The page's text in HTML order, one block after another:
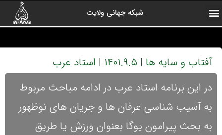
شبکه جهانی ولایت
آفتاب و سایه ها | ۱۴۰۱.۹.۵ | استاد عرب
در این برنامه استاد عرب در ادامه مباحث مربوط
به آسیب شناسی عرفان ها و جریان های نوظهور
به بحث پیرامون یوگا بعنوان ورزش یا طریق